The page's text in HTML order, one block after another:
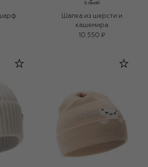
Шапка из шерсти и
кашемира
10 550 ₽